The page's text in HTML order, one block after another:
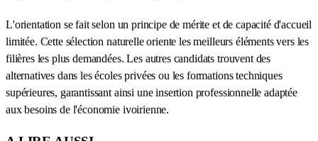
L'orientation se fait selon un principe de mérite et de capacité d'accueil
limitée. Cette sélection naturelle oriente les meilleurs éléments vers les
filières les plus demandées. Les autres candidats trouvent des
alternatives dans les écoles privées ou les formations techniques
supérieures, garantissant ainsi une insertion professionnelle adaptée
aux besoins de l'économie ivoirienne.